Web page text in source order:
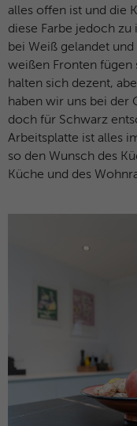
alles offen ist und die
diese Farbe jedoch
bei Weiß gelandet
weißen Fronten fügen
halten sich dezent,
haben wir uns bei der
doch für Schwarz
Arbeitsplatte ist alles
so den Wunsch des
Küche und des